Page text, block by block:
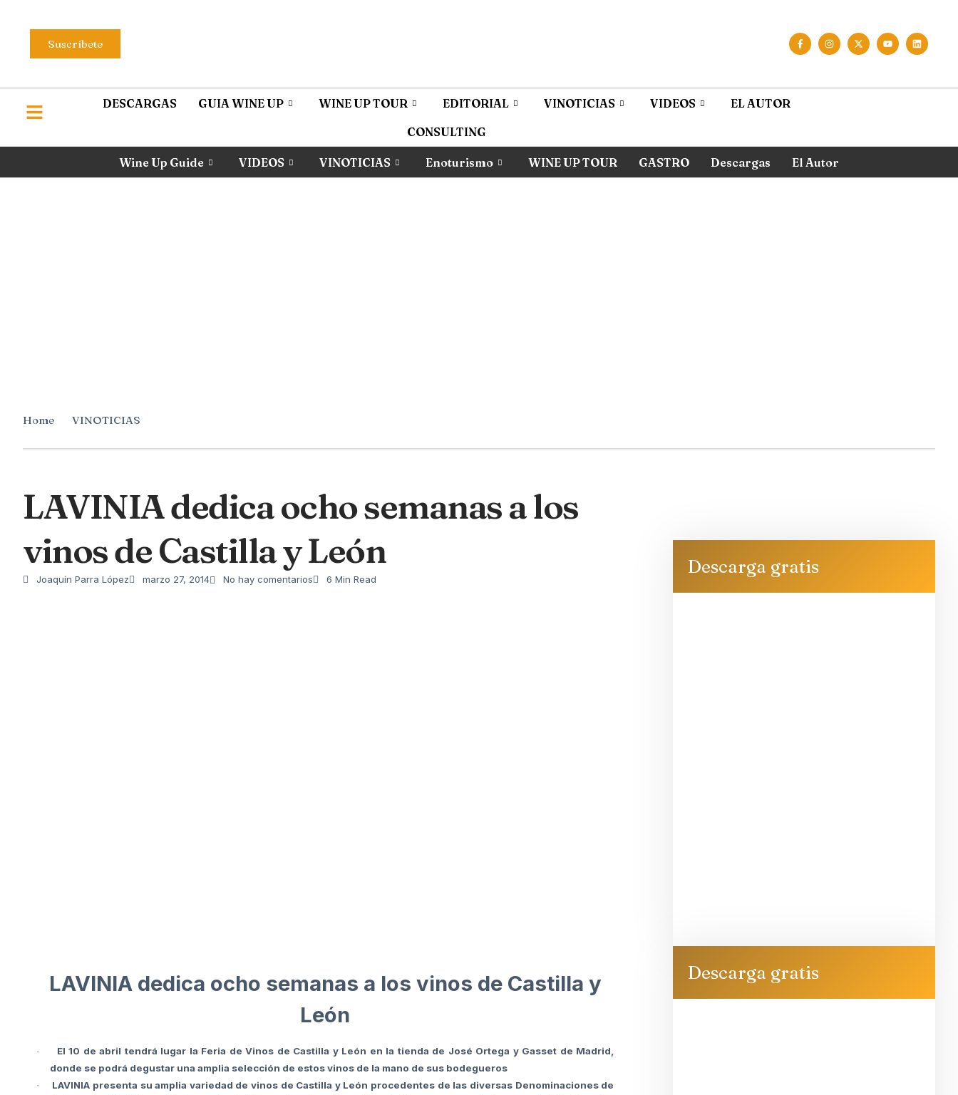
Suscríbete
DESCARGAS GUIA WINE UP WINE UP TOUR EDITORIAL VINOTICIAS VIDEOS
EL AUTOR
CONSULTING
Wine Up Guide VIDEOS VINOTICIAS Enoturismo WINE UP TOUR GASTRO Descargas El Autor
Home VINOTICIAS
LAVINIA dedica ocho semanas a los
vinos de Castilla y León
Joaquín Parra López marzo 27, 2014 No hay comentarios 6 Min Read
LAVINIA dedica ocho semanas a los vinos de Castilla y
León
·
El 10 de abril tendrá lugar la Feria de Vinos de Castilla y León en la tienda de José Ortega y Gasset de Madrid,
donde se podrá degustar una amplia selección de estos vinos de la mano de sus bodegueros
·
LAVINIA presenta su amplia variedad de vinos de Castilla y León procedentes de las diversas Denominaciones de
Descarga gratis
Descarga gratis